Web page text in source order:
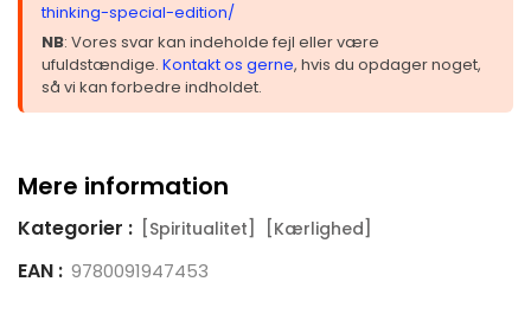
thinking-special-edition/
NB: Vores svar kan indeholde fejl eller være
ufuldstændige. Kontakt os gerne, hvis du opdager noget,
så vi kan forbedre indholdet.
Mere information
Kategorier : [Spiritualitet] [Kærlighed]
EAN : 9780091947453